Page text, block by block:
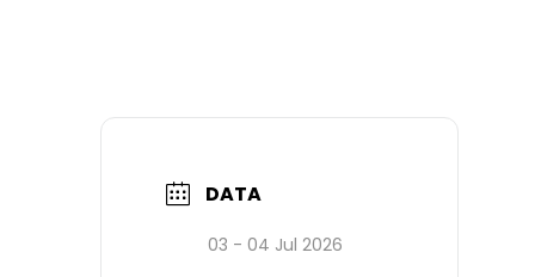
DATA
03 - 04 Jul 2026